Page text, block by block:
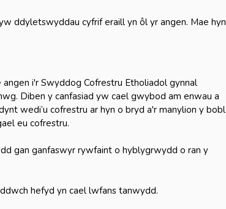
ddyletswyddau cyfrif eraill yn ôl yr angen. Mae hyn
i'r Swyddog Cofrestru Etholiadol gynnal
Diben y canfasiad yw cael gwybod am enwau a
wedi’u cofrestru ar hyn o bryd a'r manylion y bobl
eu cofrestru.
gan ganfaswyr rywfaint o hyblygrwydd o ran y
hefyd yn cael lwfans tanwydd.